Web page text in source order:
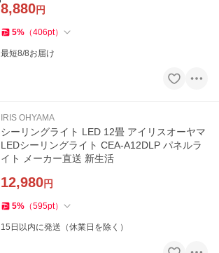
8,880円
5% （406pt）
最短8/8お届け
IRIS OHYAMA
シーリングライト LED 12畳 アイリスオーヤマ
LEDシーリングライト CEA-A12DLP パネルラ
イト メーカー直送 新生活
12,980円
5% （595pt）
15日以内に発送（休業日を除く）